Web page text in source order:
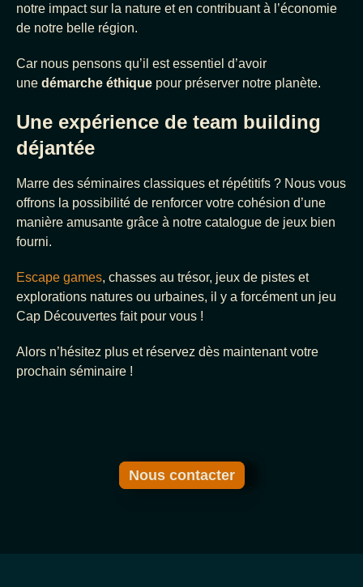
notre impact sur la nature et en contribuant à l’économie
de notre belle région.
Car nous pensons qu’il est essentiel d’avoir
une démarche éthique pour préserver notre planète.
Une expérience de team building
déjantée
Marre des séminaires classiques et répétitifs ? Nous vous
offrons la possibilité de renforcer votre cohésion d’une
manière amusante grâce à notre catalogue de jeux bien
fourni.
Escape games, chasses au trésor, jeux de pistes et
explorations natures ou urbaines, il y a forcément un jeu
Cap Découvertes fait pour vous !
Alors n’hésitez plus et réservez dès maintenant votre
prochain séminaire !
Nous contacter